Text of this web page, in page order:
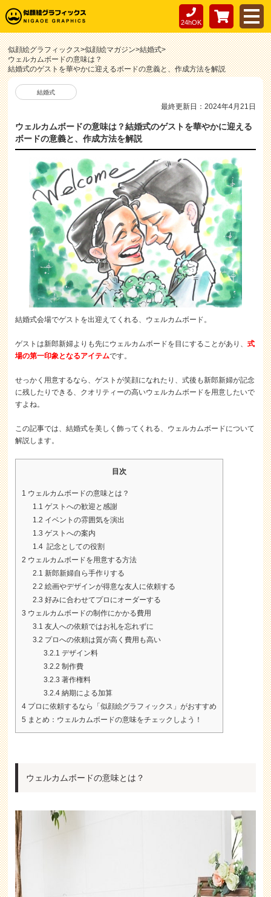
24hOK
似顔絵グラフィックス>似顔絵マガジン>結婚式>
ウェルカムボードの意味は？
結婚式のゲストを華やかに迎えるボードの意義と、作成方法を解説
結婚式
最終更新日：2024年4月21日
ウェルカムボードの意味は？結婚式のゲストを華やかに迎える
ボードの意義と、作成方法を解説
結婚式会場でゲストを出迎えてくれる、ウェルカムボード。
ゲストは新郎新婦よりも先にウェルカムボードを目にすることがあり、式
場の第一印象となるアイテムです。
せっかく用意するなら、ゲストが笑顔になれたり、式後も新郎新婦が記念
に残したりできる、クオリティーの高いウェルカムボードを用意したいで
すよね。
この記事では、結婚式を美しく飾ってくれる、ウェルカムボードについて
解説します。
目次
1 ウェルカムボードの意味とは？
1.1 ゲストへの歓迎と感謝
1.2 イベントの雰囲気を演出
1.3 ゲストへの案内
1.4 記念としての役割
2 ウェルカムボードを用意する方法
2.1 新郎新婦自ら手作りする
2.2 絵画やデザインが得意な友人に依頼する
2.3 好みに合わせてプロにオーダーする
3 ウェルカムボードの制作にかかる費用
3.1 友人への依頼ではお礼を忘れずに
3.2 プロへの依頼は質が高く費用も高い
3.2.1 デザイン料
3.2.2 制作費
3.2.3 著作権料
3.2.4 納期による加算
4 プロに依頼するなら「似顔絵グラフィックス」がおすすめ
5 まとめ：ウェルカムボードの意味をチェックしよう！
ウェルカムボードの意味とは？